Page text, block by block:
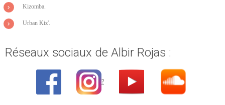
Kizomba.
Urban Kiz'.
Réseaux sociaux de Albir Rojas :
?